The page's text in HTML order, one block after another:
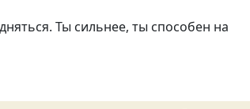
Ты сильнее, ты способен на